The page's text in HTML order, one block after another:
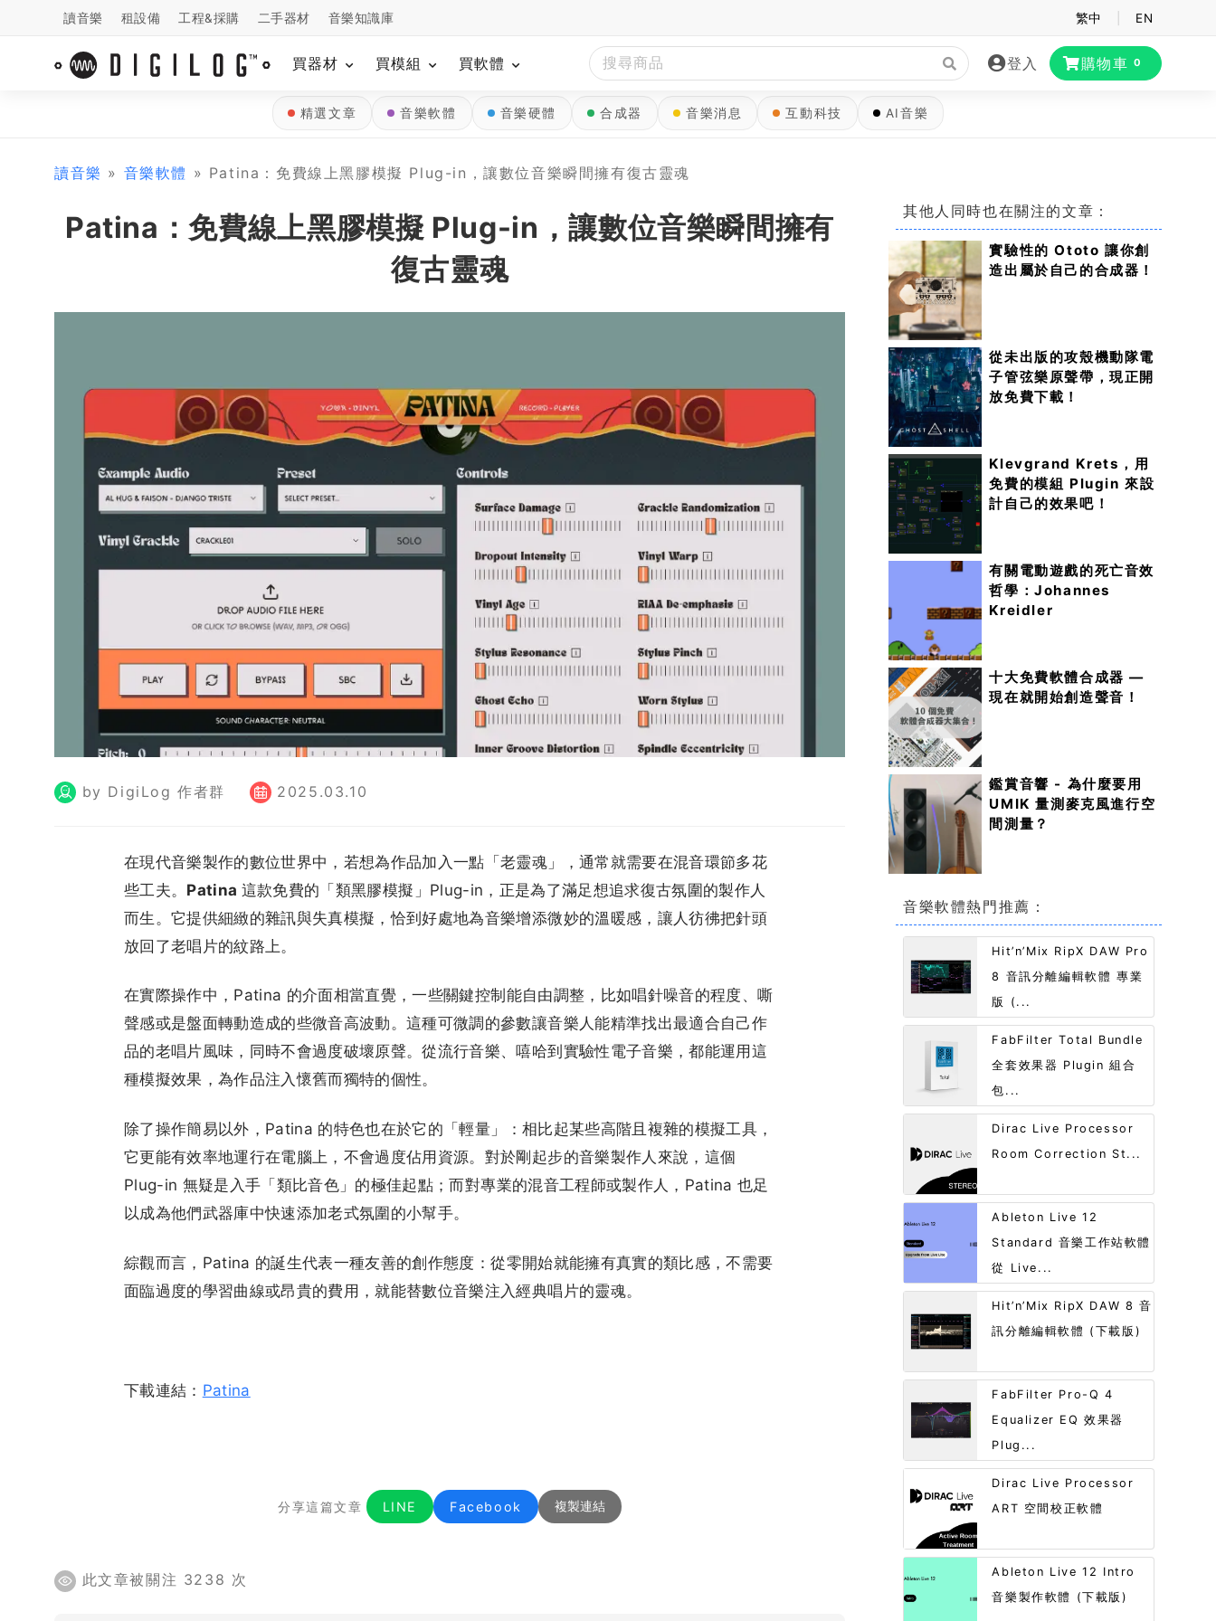
讀音樂 租設備 工程&採購 二手器材 音樂知識庫 繁中 EN
買器材 買模組 買軟體 登入 購物車 0
精選文章 音樂軟體 音樂硬體 合成器 音樂消息 互動科技 AI音樂
讀音樂 » 音樂軟體 » Patina：免費線上黑膠模擬 Plug-in，讓數位音樂瞬間擁有復古靈魂
Patina：免費線上黑膠模擬 Plug-in，讓數位音樂瞬間擁有
復古靈魂
by DigiLog 作者群 2025.03.10
在現代音樂製作的數位世界中，若想為作品加入一點「老靈魂」，通常就需要在混音環節多花
些工夫。 Patina 這款免費的「類黑膠模擬」Plug-in，正是為了滿足想追求復古氛圍的製作人
而生。它提供細緻的雜訊與失真模擬，恰到好處地為音樂增添微妙的溫暖感，讓人彷彿把針頭
放回了老唱片的紋路上。
在實際操作中，Patina 的介面相當直覺，一些關鍵控制能自由調整，比如唱針噪音的程度、嘶
聲感或是盤面轉動造成的些微音高波動。這種可微調的參數讓音樂人能精準找出最適合自己作
品的老唱片風味，同時不會過度破壞原聲。從流行音樂、嘻哈到實驗性電子音樂，都能運用這
種模擬效果，為作品注入懷舊而獨特的個性。
除了操作簡易以外，Patina 的特色也在於它的「輕量」：相比起某些高階且複雜的模擬工具，
它更能有效率地運行在電腦上，不會過度佔用資源。對於剛起步的音樂製作人來說，這個
Plug-in 無疑是入手「類比音色」的極佳起點；而對專業的混音工程師或製作人，Patina 也足
以成為他們武器庫中快速添加老式氛圍的小幫手。
綜觀而言，Patina 的誕生代表一種友善的創作態度：從零開始就能擁有真實的類比感，不需要
面臨過度的學習曲線或昂貴的費用，就能替數位音樂注入經典唱片的靈魂。
下載連結： Patina
分享這篇文章 LINE Facebook 複製連結
此文章被關注 3238 次
其他人同時也在關注的文章：
實驗性的 Ototo 讓你創
造出屬於自己的合成器！
從未出版的攻殼機動隊電
子管弦樂原聲帶，現正開
放免費下載！
Klevgrand Krets，用
免費的模組 Plugin 來設
計自己的效果吧！
有關電動遊戲的死亡音效
哲學：Johannes
Kreidler
十大免費軟體合成器 —
現在就開始創造聲音！
鑑賞音響 - 為什麼要用
UMIK 量測麥克風進行空
間測量？
音樂軟體熱門推薦：
Hit’n’Mix RipX DAW Pro
8 音訊分離編輯軟體 專業
版 (...
FabFilter Total Bundle
全套效果器 Plugin 組合
包...
Dirac Live Processor
Room Correction St...
Ableton Live 12
Standard 音樂工作站軟體
從 Live...
Hit’n’Mix RipX DAW 8 音
訊分離編輯軟體 (下載版)
FabFilter Pro-Q 4
Equalizer EQ 效果器
Plug...
Dirac Live Processor
ART 空間校正軟體
Ableton Live 12 Intro
音樂製作軟體 (下載版)